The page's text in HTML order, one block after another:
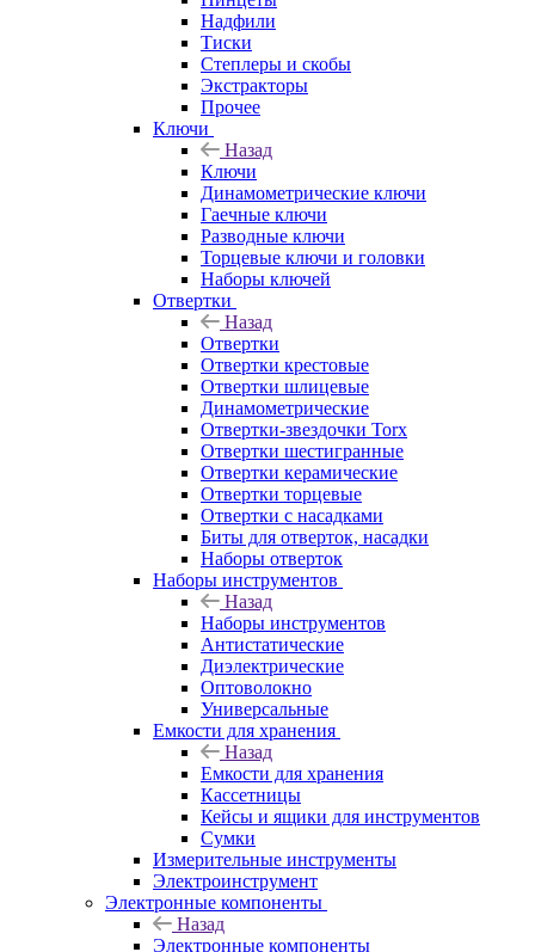
Надфили
Тиски
Степлеры и скобы
Экстракторы
Прочее
Ключи
Назад
Ключи
Динамометрические ключи
Гаечные ключи
Разводные ключи
Торцевые ключи и головки
Наборы ключей
Отвертки
Назад
Отвертки
Отвертки крестовые
Отвертки шлицевые
Динамометрические
Отвертки-звездочки Torx
Отвертки шестигранные
Отвертки керамические
Отвертки торцевые
Отвертки с насадками
Биты для отверток, насадки
Наборы отверток
Наборы инструментов
Назад
Наборы инструментов
Антистатические
Диэлектрические
Оптоволокно
Универсальные
Емкости для хранения
Назад
Емкости для хранения
Кассетницы
Кейсы и ящики для инструментов
Сумки
Измерительные инструменты
Электроинструмент
Электронные компоненты
Назад
Электронные компоненты